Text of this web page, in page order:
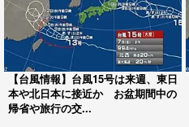
【台風情報】台風15号は来週、東日
本や北日本に接近か お盆期間中の
帰省や旅行の交...